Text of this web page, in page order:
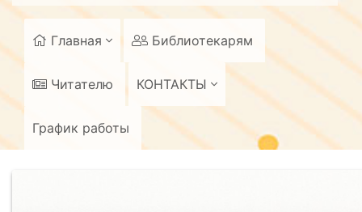
Главная Библиотекарям
Читателю КОНТАКТЫ
График работы